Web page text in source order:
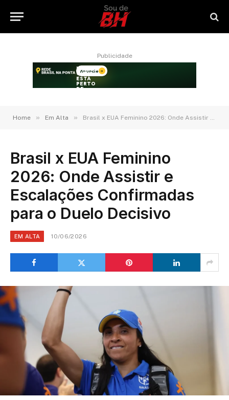
Publicidade
Home » Em Alta » Brasil x EUA Feminino 2026: Onde Assistir e Escalações Confirmadas para o Duelo Decisivo
Brasil x EUA Feminino
2026: Onde Assistir e
Escalações Confirmadas
para o Duelo Decisivo
EM ALTA 10/06/2026